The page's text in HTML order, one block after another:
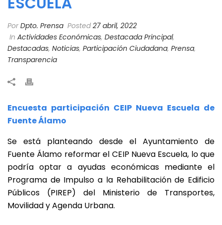
PorDpto. Prensa Posted27 abril, 2022
In Actividades Económicas, Destacada Principal,
Destacadas, Noticias, Participación Ciudadana, Prensa,
Transparencia
Encuesta participación CEIP Nueva Escuela de
Fuente Álamo
Se está planteando desde el Ayuntamiento de
Fuente Álamo reformar el CEIP Nueva Escuela, lo que
podría optar a ayudas económicas mediante el
Programa de Impulso a la Rehabilitación de Edificio
Públicos (PIREP) del Ministerio de Transportes,
Movilidad y Agenda Urbana.